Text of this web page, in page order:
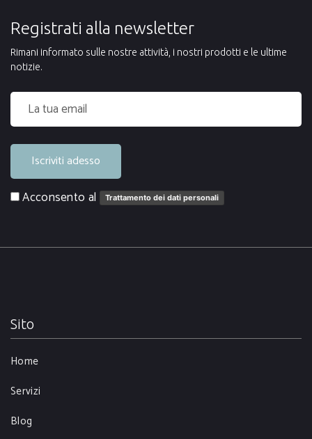
Registrati alla newsletter
Rimani informato sulle nostre attività, i nostri prodotti e le ultime
notizie.
Iscriviti adesso
Acconsento al Trattamento dei dati personali
Sito
Home
Servizi
Blog